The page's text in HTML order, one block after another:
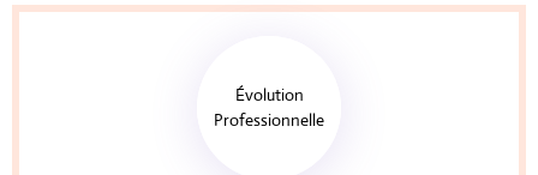
Évolution
Professionnelle